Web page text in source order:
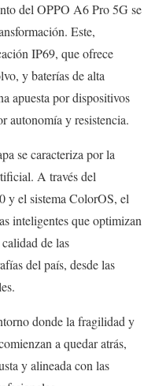
del OPPO A6 Pro 5G se
Este,
IP69, que ofrece
y baterías de alta
apuesta por dispositivos
autonomía y resistencia.
se caracteriza por la
A través del
y el sistema ColorOS, el
inteligentes que optimizan
de las
del país, desde las
donde la fragilidad y
a quedar atrás,
y alineada con las